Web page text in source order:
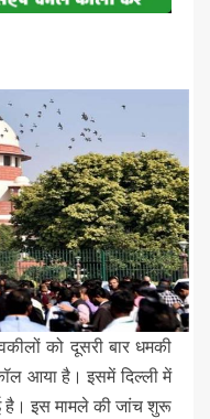
को दूसरी बार धमकी
आया है। इसमें दिल्ली में
है। इस मामले की जांच शुरू